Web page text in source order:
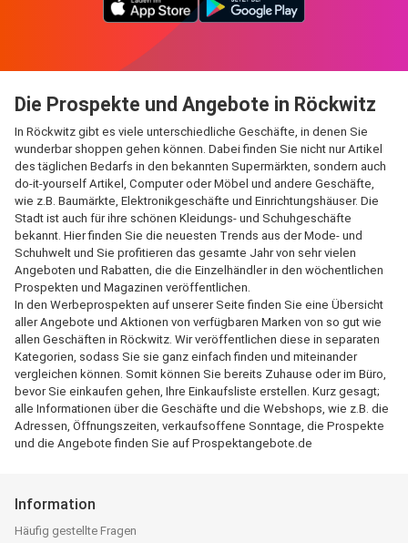
Die Prospekte und Angebote in Röckwitz
In Röckwitz gibt es viele unterschiedliche Geschäfte, in denen Sie
wunderbar shoppen gehen können. Dabei finden Sie nicht nur Artikel
des täglichen Bedarfs in den bekannten Supermärkten, sondern auch
do-it-yourself Artikel, Computer oder Möbel und andere Geschäfte,
wie z.B. Baumärkte, Elektronikgeschäfte und Einrichtungshäuser. Die
Stadt ist auch für ihre schönen Kleidungs- und Schuhgeschäfte
bekannt. Hier finden Sie die neuesten Trends aus der Mode- und
Schuhwelt und Sie profitieren das gesamte Jahr von sehr vielen
Angeboten und Rabatten, die die Einzelhändler in den wöchentlichen
Prospekten und Magazinen veröffentlichen.
In den Werbeprospekten auf unserer Seite finden Sie eine Übersicht
aller Angebote und Aktionen von verfügbaren Marken von so gut wie
allen Geschäften in Röckwitz. Wir veröffentlichen diese in separaten
Kategorien, sodass Sie sie ganz einfach finden und miteinander
vergleichen können. Somit können Sie bereits Zuhause oder im Büro,
bevor Sie einkaufen gehen, Ihre Einkaufsliste erstellen. Kurz gesagt;
alle Informationen über die Geschäfte und die Webshops, wie z.B. die
Adressen, Öffnungszeiten, verkaufsoffene Sonntage, die Prospekte
und die Angebote finden Sie auf Prospektangebote.de
Information
Häufig gestellte Fragen